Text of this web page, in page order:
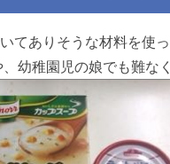
てありそうな材料を使
幼稚園児の娘でも難な